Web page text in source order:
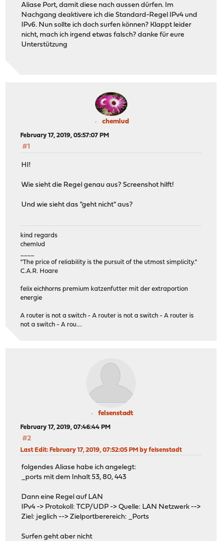
Aliase Port, damit diese nach aussen dürfen. Im
Nachgang deaktivere ich die Standard-Regel IPv4 und
IPv6. Nun sollte ich doch surfen können? Klappt leider
nicht, mach ich irgend etwas falsch? danke für eure
Unterstützung
chemlud
February 17, 2019, 05:57:07 PM
#1
HI!
Wie sieht die Regel genau aus? Screenshot hilft!
Und wie sieht das "geht nicht" aus?
kind regards
chemlud
"The price of reliability is the pursuit of the utmost simplicity."
C.A.R. Hoare
felix eichhorns premium katzenfutter mit der extraportion
energie
A router is not a switch - A router is not a switch - A router is
not a switch - A rou....
felsenstadt
February 17, 2019, 07:46:44 PM
#2
Last Edit: February 17, 2019, 07:52:05 PM by felsenstadt
folgendes Aliase habe ich angelegt:
_ports mit dem Inhalt 53, 80, 443
Dann eine Regel auf LAN
IPv4 -> Protokoll: TCP/UDP -> Quelle: LAN Netzwerk -->
Ziel: jeglich --> Zielportberereich: _Ports
Surfen geht aber nicht